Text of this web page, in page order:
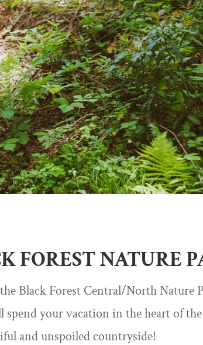
FOREST NATURE
Black Forest Central/North Nature
your vacation in the heart of
and unspoiled countryside!